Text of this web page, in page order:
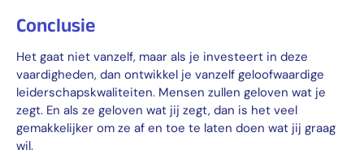
Conclusie
Het gaat niet vanzelf, maar als je investeert in deze
vaardigheden, dan ontwikkel je vanzelf geloofwaardige
leiderschapskwaliteiten. Mensen zullen geloven wat je
zegt. En als ze geloven wat jij zegt, dan is het veel
gemakkelijker om ze af en toe te laten doen wat jij graag
wil.